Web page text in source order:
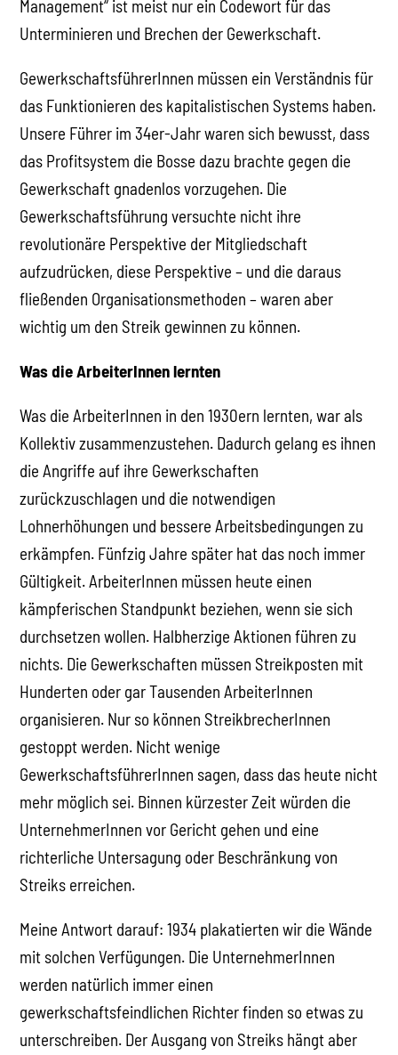
Management“ ist meist nur ein Codewort für das
Unterminieren und Brechen der Gewerkschaft.
GewerkschaftsführerInnen müssen ein Verständnis für
das Funktionieren des kapitalistischen Systems haben.
Unsere Führer im 34er-Jahr waren sich bewusst, dass
das Profitsystem die Bosse dazu brachte gegen die
Gewerkschaft gnadenlos vorzugehen. Die
Gewerkschaftsführung versuchte nicht ihre
revolutionäre Perspektive der Mitgliedschaft
aufzudrücken, diese Perspektive – und die daraus
fließenden Organisationsmethoden – waren aber
wichtig um den Streik gewinnen zu können.
Was die ArbeiterInnen lernten
Was die ArbeiterInnen in den 1930ern lernten, war als
Kollektiv zusammenzustehen. Dadurch gelang es ihnen
die Angriffe auf ihre Gewerkschaften
zurückzuschlagen und die notwendigen
Lohnerhöhungen und bessere Arbeitsbedingungen zu
erkämpfen. Fünfzig Jahre später hat das noch immer
Gültigkeit. ArbeiterInnen müssen heute einen
kämpferischen Standpunkt beziehen, wenn sie sich
durchsetzen wollen. Halbherzige Aktionen führen zu
nichts. Die Gewerkschaften müssen Streikposten mit
Hunderten oder gar Tausenden ArbeiterInnen
organisieren. Nur so können StreikbrecherInnen
gestoppt werden. Nicht wenige
GewerkschaftsführerInnen sagen, dass das heute nicht
mehr möglich sei. Binnen kürzester Zeit würden die
UnternehmerInnen vor Gericht gehen und eine
richterliche Untersagung oder Beschränkung von
Streiks erreichen.
Meine Antwort darauf: 1934 plakatierten wir die Wände
mit solchen Verfügungen. Die UnternehmerInnen
werden natürlich immer einen
gewerkschaftsfeindlichen Richter finden so etwas zu
unterschreiben. Der Ausgang von Streiks hängt aber